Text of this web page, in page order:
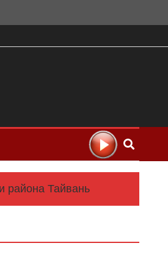
района Тайвань